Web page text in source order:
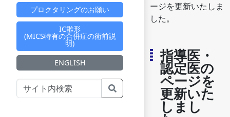
プロクタリングのお願い
IC雛形
(MICS特有の合併症の術前説
明)
ENGLISH
ージを更新いたしま
した。
指導医・
認定医の
ページを
更新いた
しまし